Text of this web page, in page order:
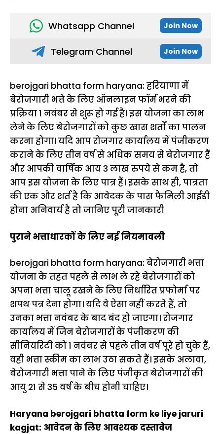
Whatsapp Channel Join Now
Telegram Channel Join Now
berojgari bhatta form haryana: हरियाणा में
बेरोजगारी भत्ते के लिए ऑनलाइन फॉर्म भरने की
प्रक्रिया 1 नवंबर से शुरू हो गई है। इस योजना का लाभ
लेने के लिए बेरोजगारों को कुछ खास शर्तों का पालन
करना होगा। यदि आप रोजगार कार्यालय में पंजीकरण
कराने के लिए तीन वर्ष से अधिक समय से बेरोजगार हैं
और आपकी वार्षिक आय 3 लाख रुपये से कम है, तो
आप इस योजना के लिए पात्र हैं। इसके साथ ही, पात्रता
की एक और शर्त है कि आवेदक के पास फैमिली आईडी
होना अनिवार्य है तो जानिए पूरी जानकारी
पुराने भत्ताधारकों के लिए नई नियमावली
berojgari bhatta form haryana: बेरोजगारी भत्ता
योजना के तहत पहले से लाभ ले रहे बेरोजगारों को
अपना भत्ता चालू रखने के लिए निर्धारित प्रफोर्मा पर
शपथ पत्र देना होगा। यदि वे ऐसा नहीं करते हैं, तो
उनका भत्ता नवंबर के बाद बंद हो जाएगा। रोजगार
कार्यालय में जिन बेरोजगारों के पंजीकरण की
सीनियरिटी को 1 नवंबर से पहले तीन वर्ष पूरे हो चुके हैं,
वही भत्ता स्कीम का लाभ उठा सकते हैं। इसके अलावा,
बेरोजगारी भत्ता पाने के लिए पंजीकृत बेरोजगारों की
आयु 21 से 35 वर्ष के बीच होनी चाहिए।
Haryana berojgari bhatta form ke liye jaruri
kagjat: आवेदन के लिए आवश्यक दस्तावेज